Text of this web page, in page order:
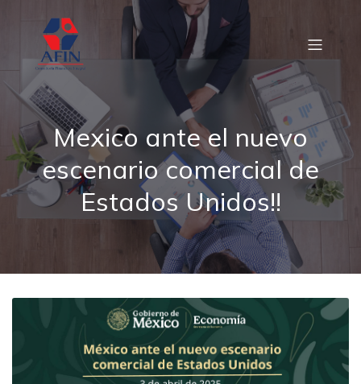
Mexico ante el nuevo
escenario comercial de
Estados Unidos!!